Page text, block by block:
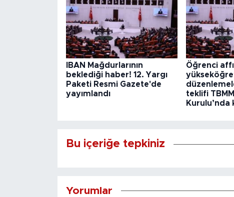
IBAN Mağdurlarının
beklediği haber! 12. Yargı
Paketi Resmi Gazete'de
yayımlandı
Öğrenci
teklifi
Bu içeriğe tepkiniz
Yorumlar